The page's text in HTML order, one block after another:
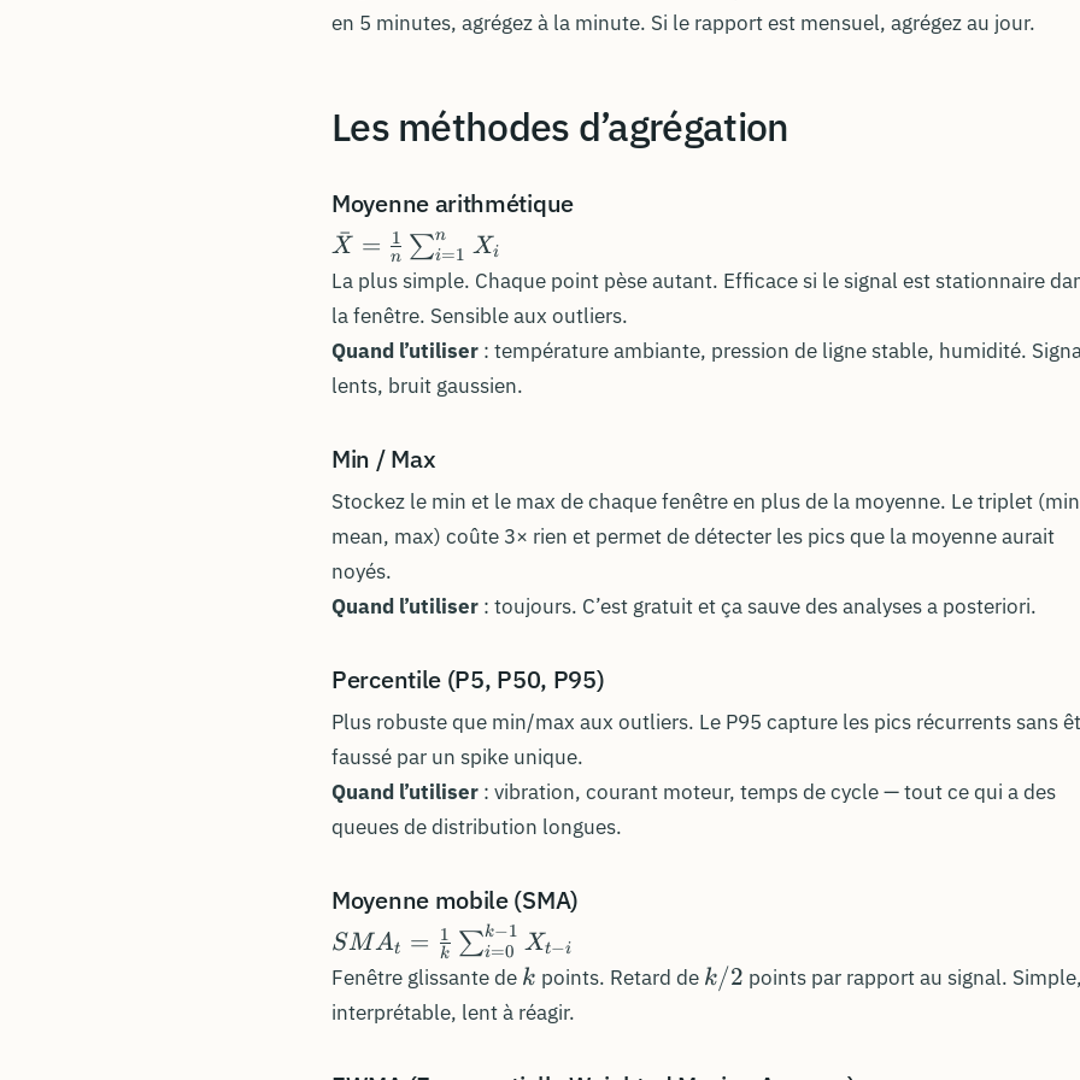
en 5 minutes, agrégez à la minute. Si le rapport est mensuel, agrégez au jour.
Les méthodes d’agrégation
Moyenne arithmétique
\bar{X} =
\frac{1}{n}
\sum_{i=1}^{n}
X_i
X
ˉ = n
1 ∑i=1
n Xi
La plus simple. Chaque point pèse autant. Efficace si le signal est stationnaire
la fenêtre. Sensible aux outliers.
Quand l’utiliser : température ambiante, pression de ligne stable, humidité.
lents, bruit gaussien.
Min / Max
Stockez le min et le max de chaque fenêtre en plus de la moyenne. Le triplet
mean, max) coûte 3× rien et permet de détecter les pics que la moyenne aurait
noyés.
Quand l’utiliser : toujours. C’est gratuit et ça sauve des analyses a posteriori.
Percentile (P5, P50, P95)
Plus robuste que min/max aux outliers. Le P95 capture les pics récurrents sans
faussé par un spike unique.
Quand l’utiliser : vibration, courant moteur, temps de cycle — tout ce qui a des
queues de distribution longues.
Moyenne mobile (SMA)
SMA_t =
\frac{1}{k}
\sum_{i=0}^{k-
1} X_{t-i}
SMAt = k
1 ∑i=0
k−1
Xt−i
Fenêtre glissante de k
k points. Retard de k/2
k/2 points par rapport au signal. Simple,
interprétable, lent à réagir.